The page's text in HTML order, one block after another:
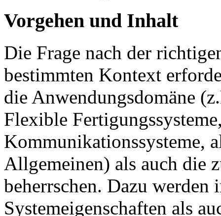
Vorgehen und Inhalt
Die Frage nach der
bestimmten Kontext
die Anwendungsdomäne
Flexible
Kommunikationssysteme,
Allgemeinen) als auch die
beherrschen. Dazu
Systemeigenschaften als